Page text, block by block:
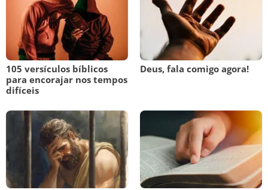
105 versículos bíblicos
para encorajar nos tempos
difíceis
Deus, fala comigo agora!